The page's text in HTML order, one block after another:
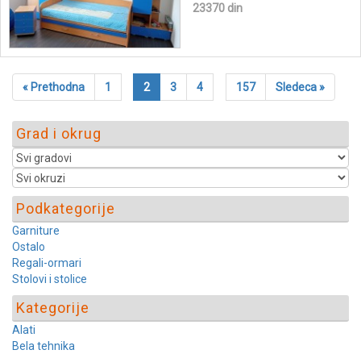
23370 din
« Prethodna 1 2 3 4 157 Sledeca »
Grad i okrug
Podkategorije
Garniture
Ostalo
Regali-ormari
Stolovi i stolice
Kategorije
Alati
Bela tehnika